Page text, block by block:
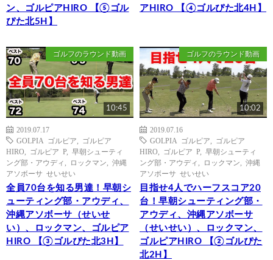
ン、ゴルピアHIRO 【⑤ゴル
ぴた北5H】
アHIRO 【④ゴルぴた北4H】
ゴルフのラウンド動画
10:45
2019.07.17
GOLPIA ゴルピア
ゴルピア
HIRO
ゴルピア P
早朝シューティ
ング部・アウディ
ロックマン
沖縄
アソボーサ せいせい
全員70台を知る男達！早朝シ
ューティング部・アウディ、
沖縄アソボーサ（せいせ
い）、ロックマン、ゴルピア
HIRO 【③ゴルぴた北3H】
ゴルフのラウンド動画
10:02
2019.07.16
GOLPIA ゴルピア
ゴルピア
HIRO
ゴルピア P
早朝シューティ
ング部・アウディ
ロックマン
沖縄
アソボーサ せいせい
目指せ4人でハーフスコア20
台！早朝シューティング部・
アウディ、沖縄アソボーサ
（せいせい）、ロックマン、
ゴルピアHIRO 【②ゴルぴた
北2H】